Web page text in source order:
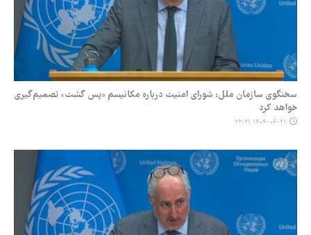
سخنگوی سازمان ملل: شورای امنیت درباره مکانیسم «پس گشت» تصمیم‌گیری
خواهد کرد
۱۴۰۴-۰۶-۲۱ ۲۳:۲۱